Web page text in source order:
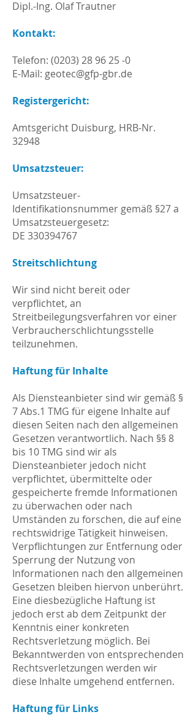
Dipl.-Ing. Olaf Trautner
Kontakt:
Telefon: (0203) 28 96 25 -0
E-Mail: geotec@gfp-gbr.de
Registergericht:
Amtsgericht Duisburg, HRB-Nr.
32948
Umsatzsteuer:
Umsatzsteuer-
Identifikationsnummer gemäß §27 a
Umsatzsteuergesetz:
DE 330394767
Streitschlichtung
Wir sind nicht bereit oder
verpflichtet, an
Streitbeilegungsverfahren vor einer
Verbraucherschlichtungsstelle
teilzunehmen.
Haftung für Inhalte
Als Diensteanbieter sind wir gemäß §
7 Abs.1 TMG für eigene Inhalte auf
diesen Seiten nach den allgemeinen
Gesetzen verantwortlich. Nach §§ 8
bis 10 TMG sind wir als
Diensteanbieter jedoch nicht
verpflichtet, übermittelte oder
gespeicherte fremde Informationen
zu überwachen oder nach
Umständen zu forschen, die auf eine
rechtswidrige Tätigkeit hinweisen.
Verpflichtungen zur Entfernung oder
Sperrung der Nutzung von
Informationen nach den allgemeinen
Gesetzen bleiben hiervon unberührt.
Eine diesbezügliche Haftung ist
jedoch erst ab dem Zeitpunkt der
Kenntnis einer konkreten
Rechtsverletzung möglich. Bei
Bekanntwerden von entsprechenden
Rechtsverletzungen werden wir
diese Inhalte umgehend entfernen.
Haftung für Links